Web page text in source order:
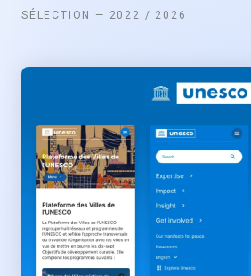
SÉLECTION — 2022 / 2026